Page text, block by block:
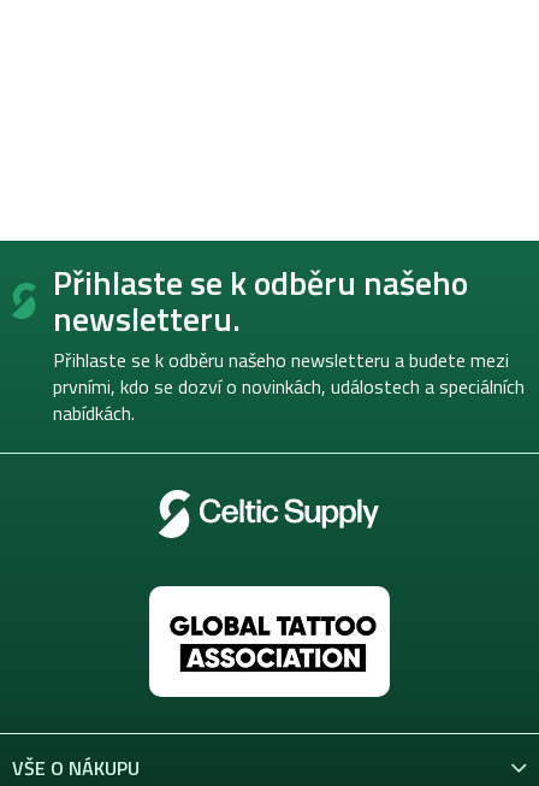
Z
Přihlaste se k odběru našeho
newsletteru.
Přihlaste se k odběru našeho newsletteru a budete mezi
prvními, kdo se dozví o novinkách, událostech a speciálních
nabídkách.
VŠE O NÁKUPU